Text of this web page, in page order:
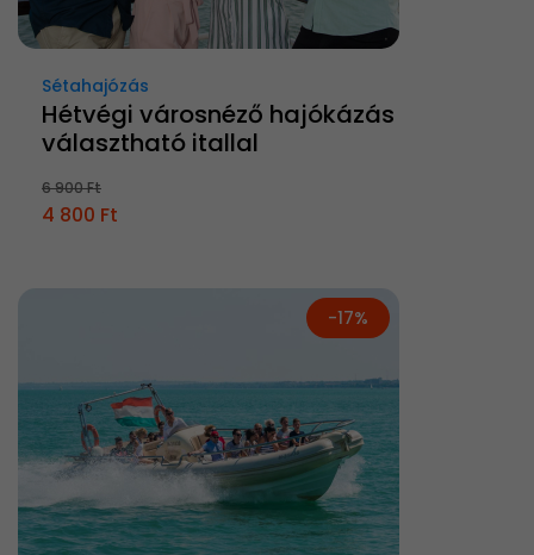
Sétahajózás
Hétvégi városnéző hajókázás
választható itallal
6 900 Ft
4 800 Ft
-17%